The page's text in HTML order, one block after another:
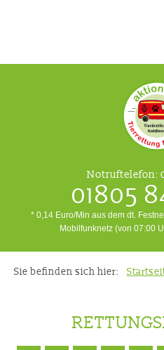
Notruftelefon:
01805
* 0,14 Euro/Min aus dem dt.
Mobilfunknetz (von 07:00
Sie befinden sich hier: